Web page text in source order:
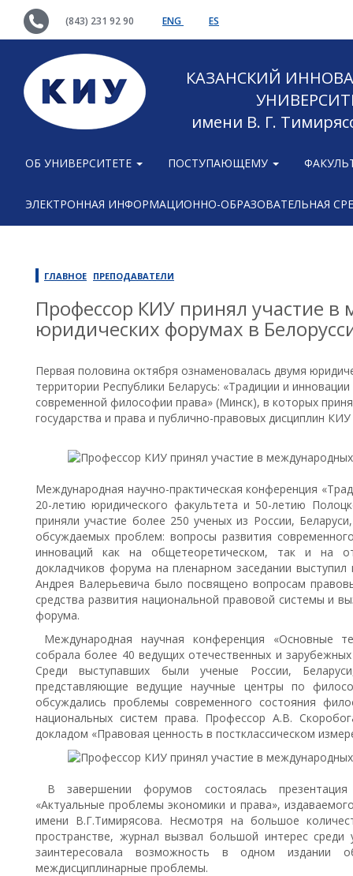
(843) 231 92 90 ENG ES
КАЗАНСКИЙ
имени В. Г.
ОБ УНИВЕРСИТЕТЕ ПОСТУПАЮЩЕМУ
ЭЛЕКТРОННАЯ ИНФОРМАЦИОННО-ОБРАЗОВАТЕЛЬНАЯ
ГЛАВНОЕ ПРЕПОДАВАТЕЛИ
Профессор КИУ принял участие
юридических форумах в
Первая половина октября ознаменовалась двумя
территории Республики Беларусь: «Традиции и
современной философии права» (Минск), в которых
государства и права и публично-правовых дисциплин
Международная научно-практическая конференция
20-летию юридического факультета и 50-летию
приняли участие более 250 ученых из России,
обсуждаемых проблем: вопросы развития
инноваций как на общетеоретическом, так и на
докладчиков форума на пленарном заседании
Андрея Валерьевича было посвящено вопросам
средства развития национальной правовой системы и
форума.
Международная научная конференция «Основные
собрала более 40 ведущих отечественных и
Среди выступавших были ученые России,
представляющие ведущие научные центры по
обсуждались проблемы современного состояния
национальных систем права. Профессор А.В.
докладом «Правовая ценность в постклассическом
В завершении форумов состоялась презентация
«Актуальные проблемы экономики и права»,
имени В.Г.Тимирясова. Несмотря на большое
пространстве, журнал вызвал большой интерес среди
заинтересовала возможность в одном издании
междисциплинарные проблемы.